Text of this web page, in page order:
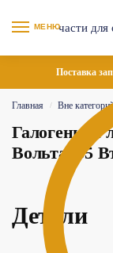
МЕНЮ
Поставка
Главная / Вне
Галогенная
Вольта, 55
Детали